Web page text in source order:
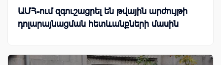
ԱՄՀ-ում զգուշացրել են թվային արժույթի
դոլարայնացման հետևանքների մասին